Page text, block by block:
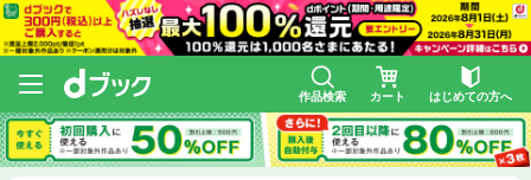
作品検索 カート はじめての方へ